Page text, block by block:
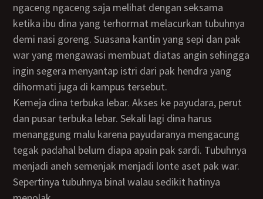
ngaceng ngaceng saja melihat dengan seksama
ketika ibu dina yang terhormat melacurkan tubuhnya
demi nasi goreng. Suasana kantin yang sepi dan pak
war yang mengawasi membuat diatas angin sehingga
ingin segera menyantap istri dari pak hendra yang
dihormati juga di kampus tersebut.
Kemeja dina terbuka lebar. Akses ke payudara, perut
dan pusar terbuka lebar. Sekali lagi dina harus
menanggung malu karena payudaranya mengacung
tegak padahal belum diapa apain pak sardi. Tubuhnya
menjadi aneh semenjak menjadi lonte aset pak war.
Sepertinya tubuhnya binal walau sedikit hatinya